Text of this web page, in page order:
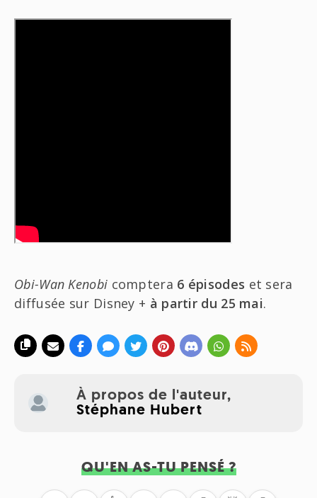
Obi-Wan Kenobi comptera 6 épisodes et sera
diffusée sur Disney + à partir du 25 mai.
À propos de l'auteur,
Stéphane Hubert
QU'EN AS-TU PENSÉ ?